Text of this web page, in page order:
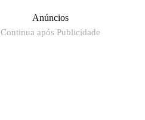
Anúncios
Continua após Publicidade